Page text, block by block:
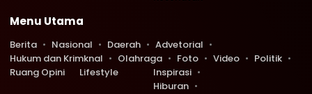
Menu Utama
Berita Nasional Daerah
Advetorial
Hukum dan Krimknal
Olahraga Foto Video
Politik
Ruang Opini
Lifestyle
Inspirasi
Hiburan